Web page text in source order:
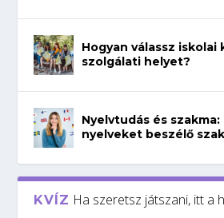
Hogyan válassz iskolai
szolgálati helyet?
Nyelvtudás és
nyelveket beszélő
KVÍZ Ha szeretsz játszani, itt a